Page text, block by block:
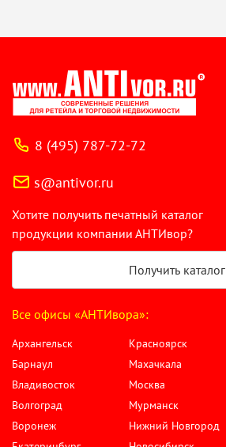
8 (495) 787-72-72
s@antivor.ru
Хотите получить печатный каталог
продукции компании АНТИвор?
Получить каталог
Все офисы «АНТИвора»:
Архангельск
Барнаул
Владивосток
Волгоград
Воронеж
Красноярск
Махачкала
Москва
Мурманск
Нижний Новгород